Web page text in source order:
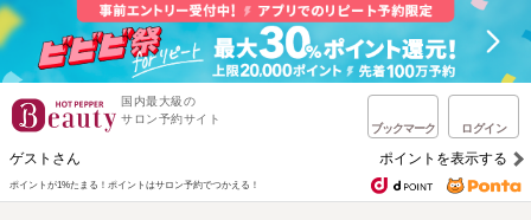
国内最大級の
サロン予約サイト
ブックマーク ログイン
ゲストさん ポイントを表示する
ポイントが1%たまる！ ポイントはサロン予約でつかえる！